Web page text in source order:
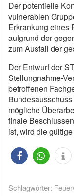
Der potentielle
vulnerablen
Erkrankung eines
aufgrund der
zum Ausfall der
Der Entwurf der
Stellungnahme-
betroffenen
mögliche
finale
ist, wird die
Schlagwörter: